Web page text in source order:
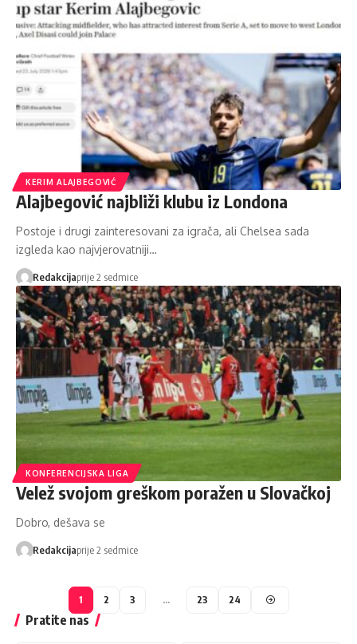
KERIM ALAJBEGOVIĆ
Alajbegović najbliži klubu iz Londona
Postoje i drugi zainteresovani za igrača, ali Chelsea sada
izgleda kao najvjerovatniji…
Redakcijaprije 2 sedmice
KONFERENCIJSKA LIGA
Velež svojom greškom poražen u Slovačkoj
Dobro, dešava se
Redakcijaprije 2 sedmice
1 2 3 … 23 24
Pratite nas